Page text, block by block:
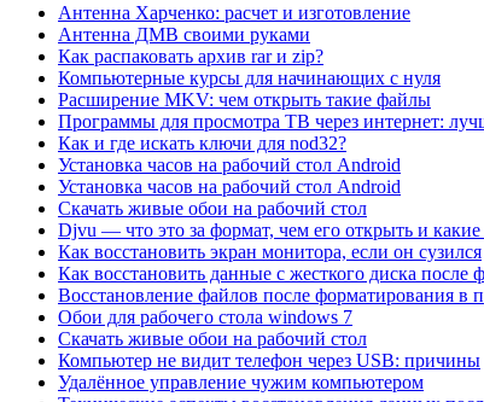
Антенна Харченко: расчет и изготовление
Антенна ДМВ своими руками
Как распаковать архив rar и zip?
Компьютерные курсы для начинающих с нуля
Расширение MKV: чем открыть такие файлы
Программы для просмотра ТВ через интернет:
Как и где искать ключи для nod32?
Установка часов на рабочий стол Android
Установка часов на рабочий стол Android
Скачать живые обои на рабочий стол
Djvu — что это за формат, чем его открыть и
Как восстановить экран монитора, если он сузился
Как восстановить данные с жесткого диска после
Восстановление файлов после форматирования в
Обои для рабочего стола windows 7
Скачать живые обои на рабочий стол
Компьютер не видит телефон через USB: причины
Удалённое управление чужим компьютером